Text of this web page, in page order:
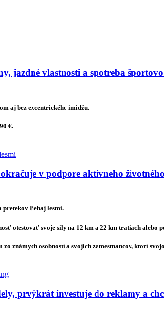
jazdné vlastnosti a spotreba
aj bez excentrického imidžu.
€.
v podpore aktívneho
pretekov Behaj lesmi.
otestovať svoje sily na 12 km a 22 km tratiach
známych osobností a svojich zamestnancov, ktorí
prvýkrát investuje do reklamy a